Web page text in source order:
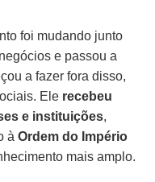
foi mudando junto
e passou a
a fazer fora disso,
Ele recebeu
e instituições,
àOrdem do Império
mais amplo.